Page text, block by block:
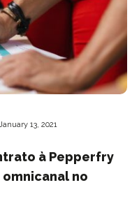
13, 2021
à Pepperfry
no